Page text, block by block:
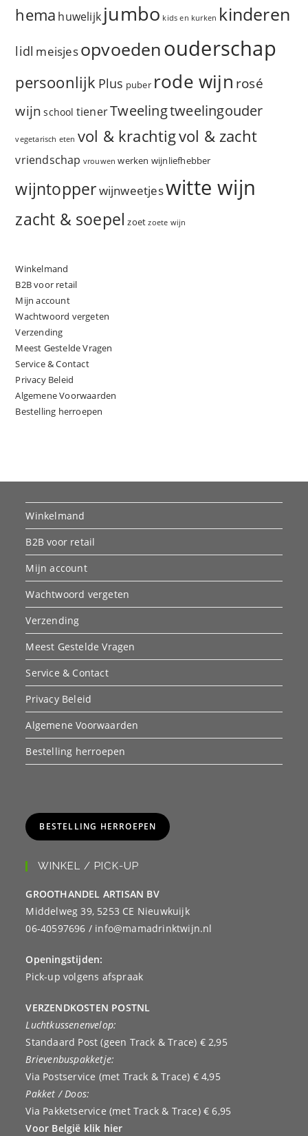
hema huwelijk jumbo kids en kurken kinderen
lidl meisjesopvoedenouderschap
persoonlijk Plus puber rode wijn rosé
wijn school tienerTweelingtweelingouder
vegetarisch eten vol & krachtigvol & zacht
vriendschap vrouwen werken wijnliefhebber
wijntopperwijnweetjeswitte wijn
zacht & soepel zoet zoete wijn
Winkelmand
B2B voor retail
Mijn account
Wachtwoord vergeten
Verzending
Meest Gestelde Vragen
Service & Contact
Privacy Beleid
Algemene Voorwaarden
Bestelling herroepen
Winkelmand
B2B voor retail
Mijn account
Wachtwoord vergeten
Verzending
Meest Gestelde Vragen
Service & Contact
Privacy Beleid
Algemene Voorwaarden
Bestelling herroepen
BESTELLING HERROEPEN
WINKEL / PICK-UP
GROOTHANDEL ARTISAN BV
Middelweg 39, 5253 CE Nieuwkuijk
06-40597696 / info@mamadrinktwijn.nl
Openingstijden:
Pick-up volgens afspraak
VERZENDKOSTEN POSTNL
Luchtkussenenvelop:
Standaard Post (geen Track & Trace) € 2,95
Brievenbuspakketje:
Via Postservice (met Track & Trace) € 4,95
Pakket / Doos:
Via Pakketservice (met Track & Trace) € 6,95
Voor België klik hier